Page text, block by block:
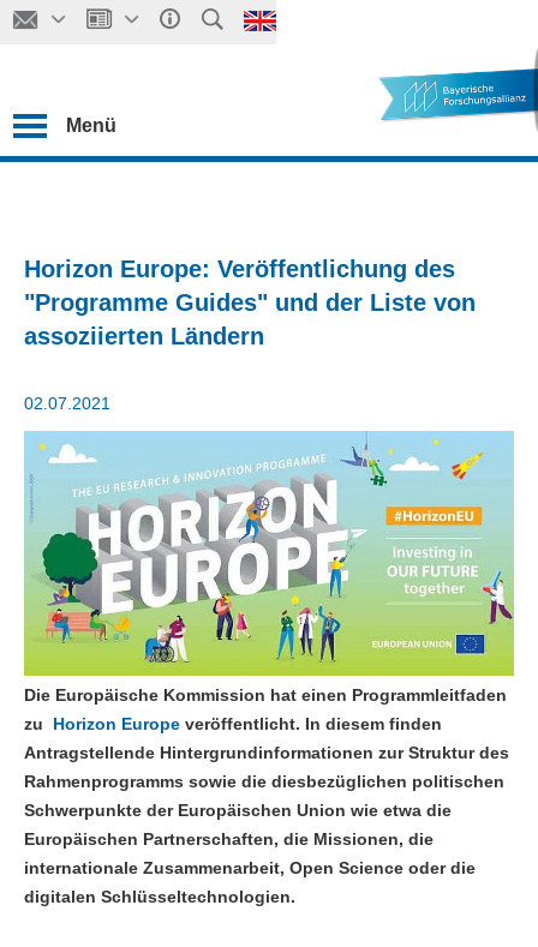
Menü
Horizon Europe: Veröffentlichung des
"Programme Guides" und der Liste von
assoziierten Ländern
02.07.2021
Die Europäische Kommission hat einen Programmleitfaden
zu
Horizon Europe veröffentlicht. In diesem finden
Antragstellende Hintergrundinformationen zurStruktur des
Rahmenprogramms sowie die diesbezüglichen politischen
Schwerpunkte der Europäischen Union wie etwa die
Europäischen Partnerschaften, die Missionen, die
internationale Zusammenarbeit, Open Science oder die
digitalen Schlüsseltechnologien.